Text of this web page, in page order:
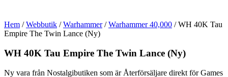
Hem /Webbutik /Warhammer/Warhammer 40,000 / WH 40K Tau
Empire The Twin Lance (Ny)
WH 40K Tau Empire The Twin Lance (Ny)
Ny vara från Nostalgibutiken som är Återförsäljare direkt för Games